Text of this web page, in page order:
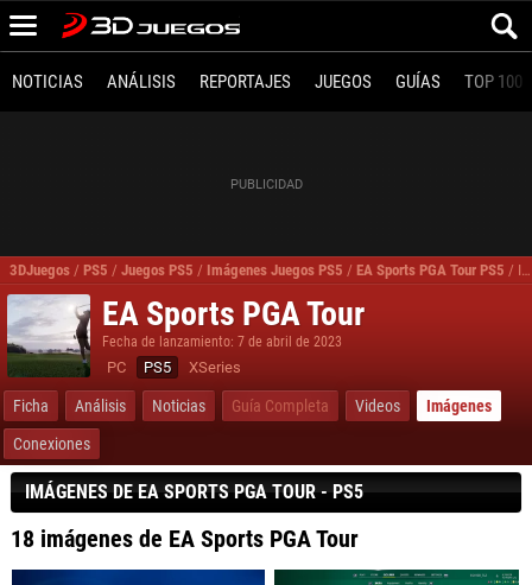
NOTICIAS ANÁLISIS REPORTAJES JUEGOS GUÍAS TOP 100
3DJuegos / PS5 / Juegos PS5 / Imágenes Juegos PS5 / EA Sports PGA Tour PS5 / Imágenes, fotos EA Sports PGA Tour para PS5
EA Sports PGA Tour
Fecha de lanzamiento: 7 de abril de 2023
PC PS5 XSeries
Ficha Análisis Noticias Guía Completa Videos
Imágenes
Conexiones
IMÁGENES DE EA SPORTS PGA TOUR - PS5
18 imágenes de EA Sports PGA Tour